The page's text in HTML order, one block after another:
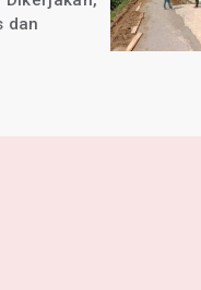
Spek